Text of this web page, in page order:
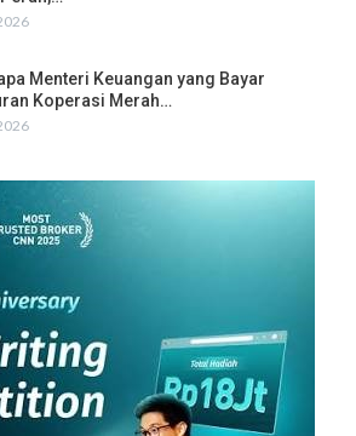
Menteri Keuangan yang Bayar
Koperasi Merah…